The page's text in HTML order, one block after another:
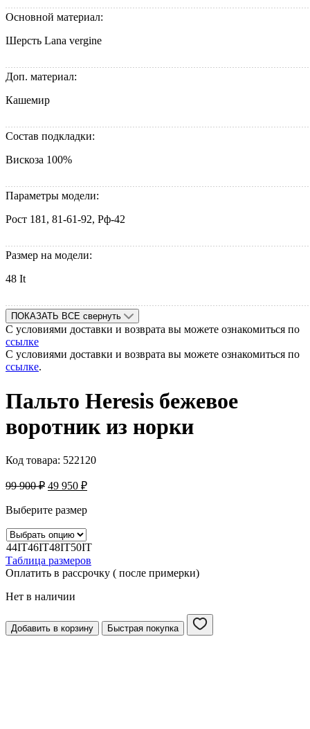
Основной материал:
Шерсть Lana vergine
Доп. материал:
Кашемир
Состав подкладки:
Вискоза 100%
Параметры модели:
Рост 181, 81-61-92, Рф-42
Размер на модели:
48 It
ПОКАЗАТЬ ВСЕ свернуть
С условиями доставки и возврата вы можете ознакомиться по
ссылке
С условиями доставки и возврата вы можете ознакомиться по
ссылке.
Пальто Heresis бежевое
воротник из норки
Код товара: 522120
99 900₽ 49 950 ₽
Выберите размер
44IT46IT48IT50IT
Таблица размеров
Оплатить в рассрочку ( после примерки)
Нет в наличии
Добавить в корзину Быстрая покупка